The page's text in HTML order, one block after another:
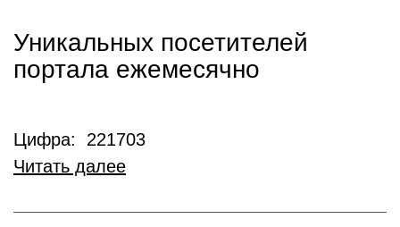
Уникальных посетителей
портала ежемесячно
Цифра: 221703
Читать далее